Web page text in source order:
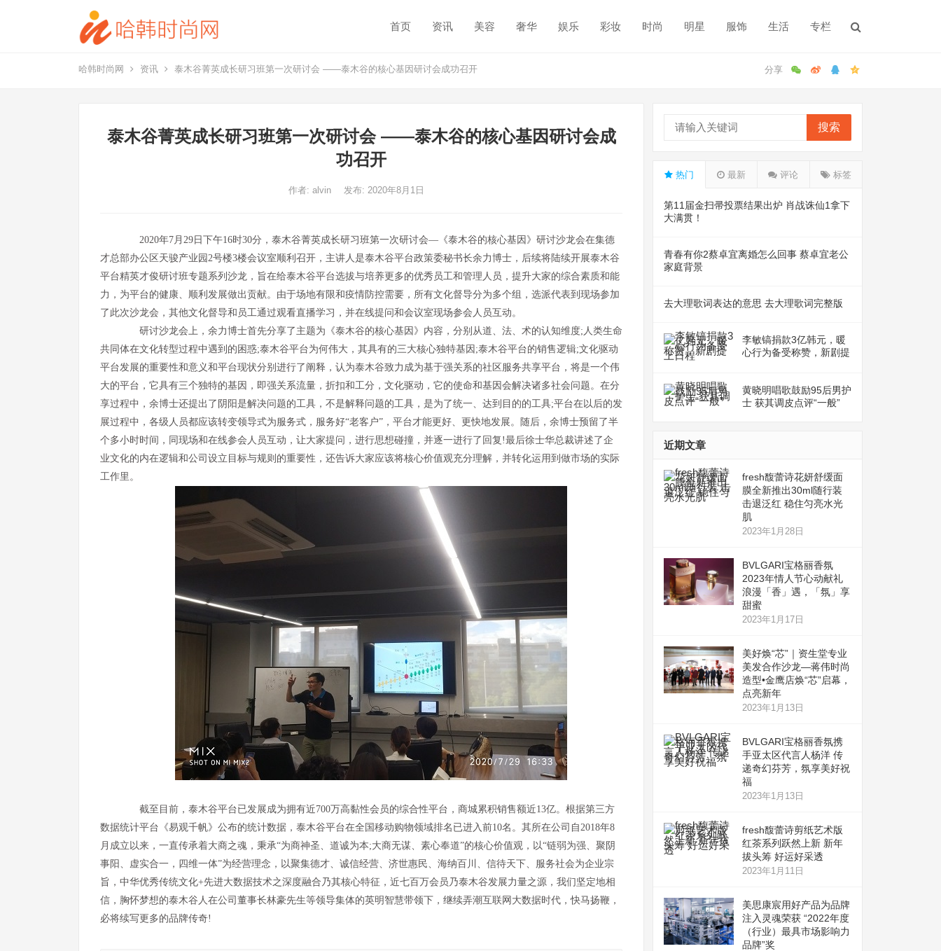
首页 资讯 美容 奢华 娱乐 彩妆 时尚 明星 服饰 生活 专栏
哈韩时尚网 资讯 泰木谷菁英成长研习班第一次研讨会 ——泰木谷的核心基因研讨会成功召开
泰木谷菁英成长研习班第一次研讨会 ——泰木谷的核心基因研讨会成
功召开
作者: alvin 发布: 2020年8月1日
2020年7月29日下午16时30分，泰木谷菁英成长研习班第一次研讨会—《泰木谷的核心基因》研讨沙龙会在集德
才总部办公区天骏产业园2号楼3楼会议室顺利召开，主讲人是泰木谷平台政策委秘书长余力博士，后续将陆续开展泰木谷
平台精英才俊研讨班专题系列沙龙，旨在给泰木谷平台选拔与培养更多的优秀员工和管理人员，提升大家的综合素质和能
力，为平台的健康、顺利发展做出贡献。由于场地有限和疫情防控需要，所有文化督导分为多个组，选派代表到现场参加
了此次沙龙会，其他文化督导和员工通过观看直播学习，并在线提问和会议室现场参会人员互动。
研讨沙龙会上，余力博士首先分享了主题为《泰木谷的核心基因》内容，分别从道、法、术的认知维度;人类生命
共同体在文化转型过程中遇到的困惑;泰木谷平台为何伟大，其具有的三大核心独特基因;泰木谷平台的销售逻辑;文化驱动
平台发展的重要性和意义和平台现状分别进行了阐释，认为泰木谷致力成为基于强关系的社区服务共享平台，将是一个伟
大的平台，它具有三个独特的基因，即强关系流量，折扣和工分，文化驱动，它的使命和基因会解决诸多社会问题。在分
享过程中，余博士还提出了阴阳是解决问题的工具，不是解释问题的工具，是为了统一、达到目的的工具;平台在以后的发
展过程中，各级人员都应该转变领导式为服务式，服务好“老客户”，平台才能更好、更快地发展。随后，余博士预留了半
个多小时时间，同现场和在线参会人员互动，让大家提问，进行思想碰撞，并逐一进行了回复!最后徐士华总裁讲述了企
业文化的内在逻辑和公司设立目标与规则的重要性，还告诉大家应该将核心价值观充分理解，并转化运用到做市场的实际
工作里。
截至目前，泰木谷平台已发展成为拥有近700万高黏性会员的综合性平台，商城累积销售额近13亿。根据第三方
数据统计平台《易观千帆》公布的统计数据，泰木谷平台在全国移动购物领域排名已进入前10名。其所在公司自2018年8
月成立以来，一直传承着大商之魂，秉承“为商神圣、道诚为本;大商无谋、素心奉道”的核心价值观，以“链弱为强、聚阴
事阳、虚实合一，四维一体”为经营理念，以聚集德才、诚信经营、济世惠民、海纳百川、信待天下、服务社会为企业宗
旨，中华优秀传统文化+先进大数据技术之深度融合乃其核心特征，近七百万会员乃泰木谷发展力量之源，我们坚定地相
信，胸怀梦想的泰木谷人在公司董事长林豪先生等领导集体的英明智慧带领下，继续弄潮互联网大数据时代，快马扬鞭，
必将续写更多的品牌传奇!
搜索
热门 最新 评论 标签
第11届金扫帚投票结果出炉 肖战诛仙1拿下
大满贯！
青春有你2蔡卓宜离婚怎么回事 蔡卓宜老公
家庭背景
去大理歌词表达的意思 去大理歌词完整版
李敏镐捐款3亿韩元，暖
心行为备受称赞，新剧提
黄晓明唱歌鼓励95后男护
士 获其调皮点评“一般”
近期文章
fresh馥蕾诗花妍舒缓面
膜全新推出30ml随行装
击退泛红 稳住匀亮水光
肌
2023年1月28日
BVLGARI宝格丽香氛
2023年情人节心动献礼
浪漫「香」遇，「氛」享
甜蜜
2023年1月17日
美好焕“芯”｜资生堂专业
美发合作沙龙—蒋伟时尚
造型•金鹰店焕“芯”启幕，
点亮新年
2023年1月13日
BVLGARI宝格丽香氛携
手亚太区代言人杨洋 传
递奇幻芬芳，氛享美好祝
福
2023年1月13日
fresh馥蕾诗剪纸艺术版
红茶系列跃然上新 新年
拔头筹 好运好采透
2023年1月11日
美思康宸用好产品为品牌
注入灵魂荣获 “2022年度
（行业）最具市场影响力
品牌”奖